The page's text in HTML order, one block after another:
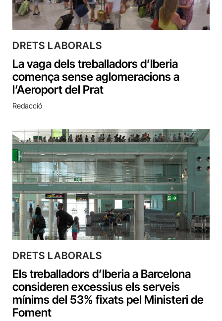
DRETS LABORALS
La vaga dels treballadors d’Iberia
comença sense aglomeracions a
l’Aeroport del Prat
Redacció
DRETS LABORALS
Els treballadors d’Iberia a Barcelona
consideren excessius els serveis
mínims del 53% fixats pel Ministeri de
Foment